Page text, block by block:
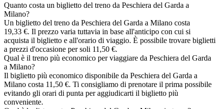
Quanto costa un biglietto del treno da Peschiera del Garda a
Milano?
Un biglietto del treno da Peschiera del Garda a Milano costa
19,33 €. Il prezzo varia tuttavia in base all'anticipo con cui si
acquista il biglietto e all'orario di viaggio. È possibile trovare biglietti
a prezzi d'occasione per soli 11,50 €.
Qual è il treno più economico per viaggiare da Peschiera del Garda
a Milano?
Il biglietto più economico disponibile da Peschiera del Garda a
Milano costa 11,50 €. Ti consigliamo di prenotare il prima possibile
evitando gli orari di punta per aggiudicarti il biglietto più
conveniente.